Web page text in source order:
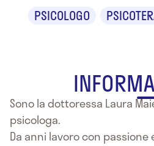
PSICOLOGO
Sono la dottoressa Laura
psicologa.
Da anni lavoro con